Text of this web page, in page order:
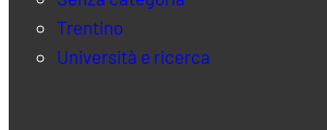
Trentino
Università e ricerca